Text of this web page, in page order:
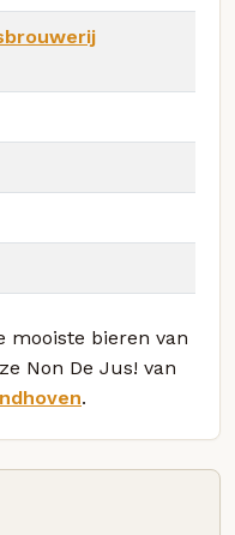
mooiste bieren van
Non De Jus! van
.